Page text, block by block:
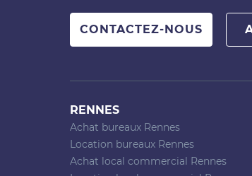
CONTACTEZ-NOUS
RENNES
Achat bureaux Rennes
Location bureaux Rennes
Achat local commercial Rennes